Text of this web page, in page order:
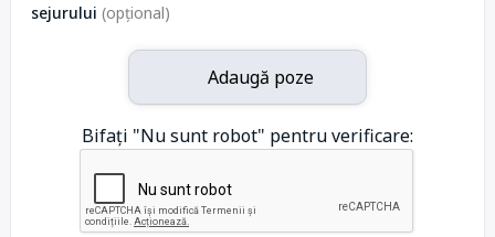
sejurului (opțional)
Adaugă poze
Bifați "Nu sunt robot" pentru verificare: